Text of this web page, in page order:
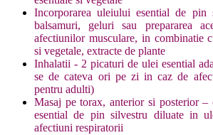
Incorporarea uleiului esential de pin
balsamuri, geluri sau prepararea
afectiunilor musculare, in combinatie
si vegetale, extracte de plante
Inhalatii - 2 picaturi de ulei esential
se de cateva ori pe zi in caz de
pentru adulti)
Masaj pe torax, anterior si posterior –
esential de pin silvestru diluate in
afectiuni respiratorii